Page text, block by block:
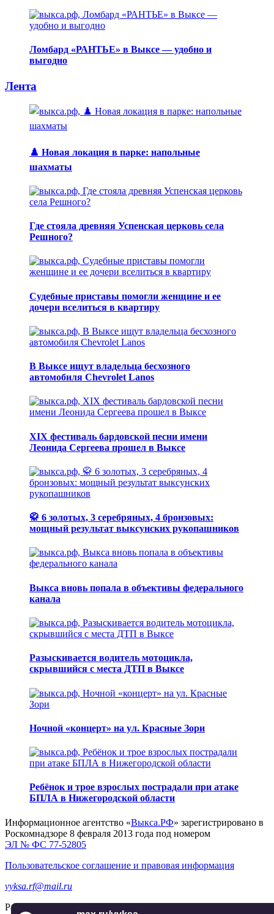
Ломбард «РАНТЬЕ» в Выксе — удобно и
выгодно
Лента
♟️ Новая локация в парке: напольные
шахматы
Где стояла древняя Успенская церковь села
Решного?
Судебные приставы помогли женщине и ее
дочери вселиться в квартиру
В Выксе ищут владельца бесхозного
автомобиля Chevrolet Lanos
XIX фестиваль бардовской песни имени
Леонида Сергеева прошел в Выксе
🥋 6 золотых, 3 серебряных, 4 бронзовых:
мощный результат выксунских рукопашников
Выкса вновь попала в объективы федерального
канала
Разыскивается водитель мотоцикла,
скрывшийся с места ДТП в Выксе
Ночной «концерт» на ул. Красные Зори
Ребёнок и трое взрослых пострадали при атаке
БПЛА в Нижегородской области
Информационное агентство «Выкса.РФ» зарегистрировано в
Роскомнадзоре 8 февраля 2013 года под номером
ЭЛ № ФС 77-52805
Пользовательское соглашение и правовая информация
vyksa.rf@mail.ru
Разработка и продвижение —